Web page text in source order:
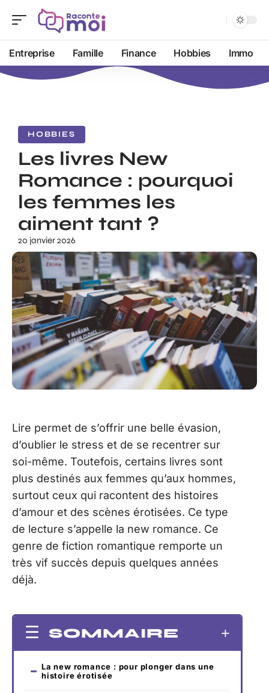
Entreprise Famille Finance Hobbies Immo
HOBBIES
Les livres New
Romance : pourquoi
les femmes les
aiment tant ?
20 janvier 2026
Lire permet de s’offrir une belle évasion,
d’oublier le stress et de se recentrer sur
soi-même. Toutefois, certains livres sont
plus destinés aux femmes qu’aux hommes,
surtout ceux qui racontent des histoires
d’amour et des scènes érotisées. Ce type
de lecture s’appelle la new romance. Ce
genre de fiction romantique remporte un
très vif succès depuis quelques années
déjà.
SOMMAIRE
La new romance : pour plonger dans une
histoire érotisée